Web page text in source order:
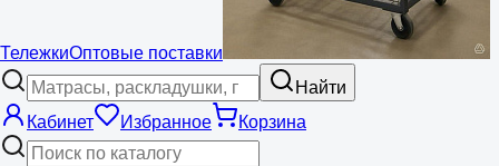
ТележкиОптовые поставки
Найти
Кабинет
Избранное Корзина